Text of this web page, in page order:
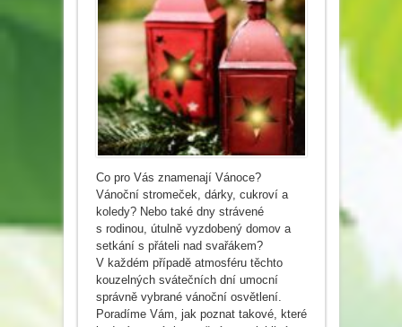
Co pro Vás znamenají Vánoce?
Vánoční stromeček, dárky, cukroví a
koledy? Nebo také dny strávené
s rodinou, útulně vyzdobený domov a
setkání s přáteli nad svařákem?
V každém případě atmosféru těchto
kouzelných svátečních dní umocní
správně vybrané vánoční osvětlení.
Poradíme Vám, jak poznat takové, které